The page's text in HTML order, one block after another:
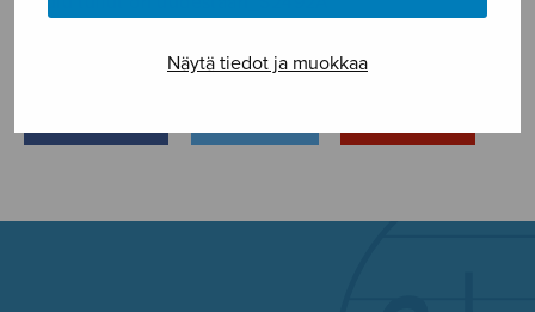
Näytä tiedot ja muokkaa